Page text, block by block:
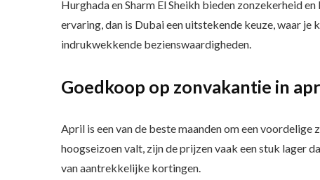
Hurghada en Sharm El Sheikh bieden zonzekerheid
ervaring, dan is Dubai een uitstekende keuze, waar
indrukwekkende bezienswaardigheden.
Goedkoop op zonvakantie in
April is een van de beste maanden om een
hoogseizoen valt, zijn de prijzen vaak een stuk lager
van aantrekkelijke kortingen.